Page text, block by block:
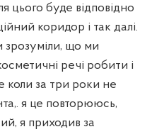
цього буде відповідно
коридор і так далі.
що ми
речі робити і
за три роки не
я це повторююсь,
я приходив за